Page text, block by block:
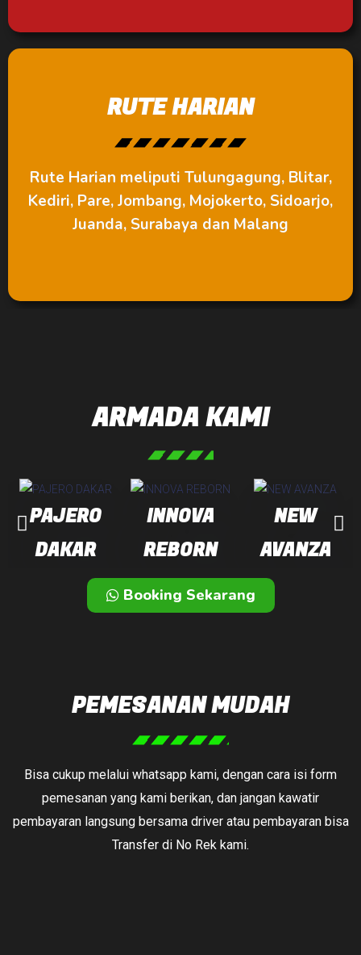
RUTE HARIAN
Rute Harian meliputi Tulungagung, Blitar,
Kediri, Pare, Jombang, Mojokerto, Sidoarjo,
Juanda, Surabaya dan Malang
ARMADA KAMI
PAJERO
DAKAR
INNOVA
REBORN
NEW
AVANZA
Booking Sekarang
PEMESANAN MUDAH
Bisa cukup melalui whatsapp kami, dengan cara isi form
pemesanan yang kami berikan, dan jangan kawatir
pembayaran langsung bersama driver atau pembayaran bisa
Transfer di No Rek kami.